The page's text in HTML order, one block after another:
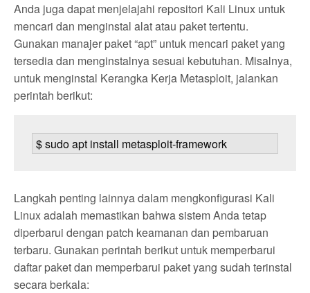
Anda juga dapat menjelajahi repositori Kali Linux untuk
mencari dan menginstal alat atau paket tertentu.
Gunakan manajer paket “apt” untuk mencari paket yang
tersedia dan menginstalnya sesuai kebutuhan. Misalnya,
untuk menginstal Kerangka Kerja Metasploit, jalankan
perintah berikut:
$ sudo apt install metasploit-framework
Langkah penting lainnya dalam mengkonfigurasi Kali
Linux adalah memastikan bahwa sistem Anda tetap
diperbarui dengan patch keamanan dan pembaruan
terbaru. Gunakan perintah berikut untuk memperbarui
daftar paket dan memperbarui paket yang sudah terinstal
secara berkala: